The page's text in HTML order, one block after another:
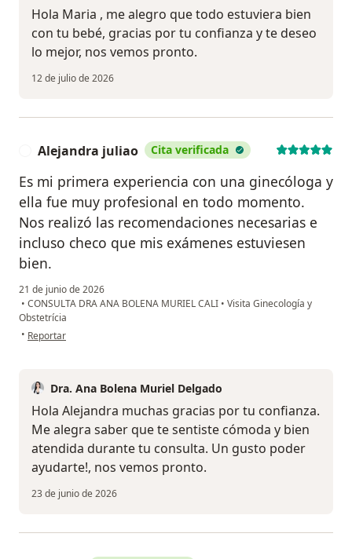
Hola Maria , me alegro que todo estuviera bien
con tu bebé, gracias por tu confianza y te deseo
lo mejor, nos vemos pronto.
12 de julio de 2026
Alejandra juliao Cita verificada
Es mi primera experiencia con una ginecóloga y
ella fue muy profesional en todo momento.
Nos realizó las recomendaciones necesarias e
incluso checo que mis exámenes estuviesen
bien.
21 de junio de 2026
• CONSULTA DRA ANA BOLENA MURIEL CALI • Visita Ginecología y
Obstetrícia
• en opinión del usuario Alejandra juliao
Reportar
Dra. Ana Bolena Muriel Delgado
Hola Alejandra muchas gracias por tu confianza.
Me alegra saber que te sentiste cómoda y bien
atendida durante tu consulta. Un gusto poder
ayudarte!, nos vemos pronto.
23 de junio de 2026